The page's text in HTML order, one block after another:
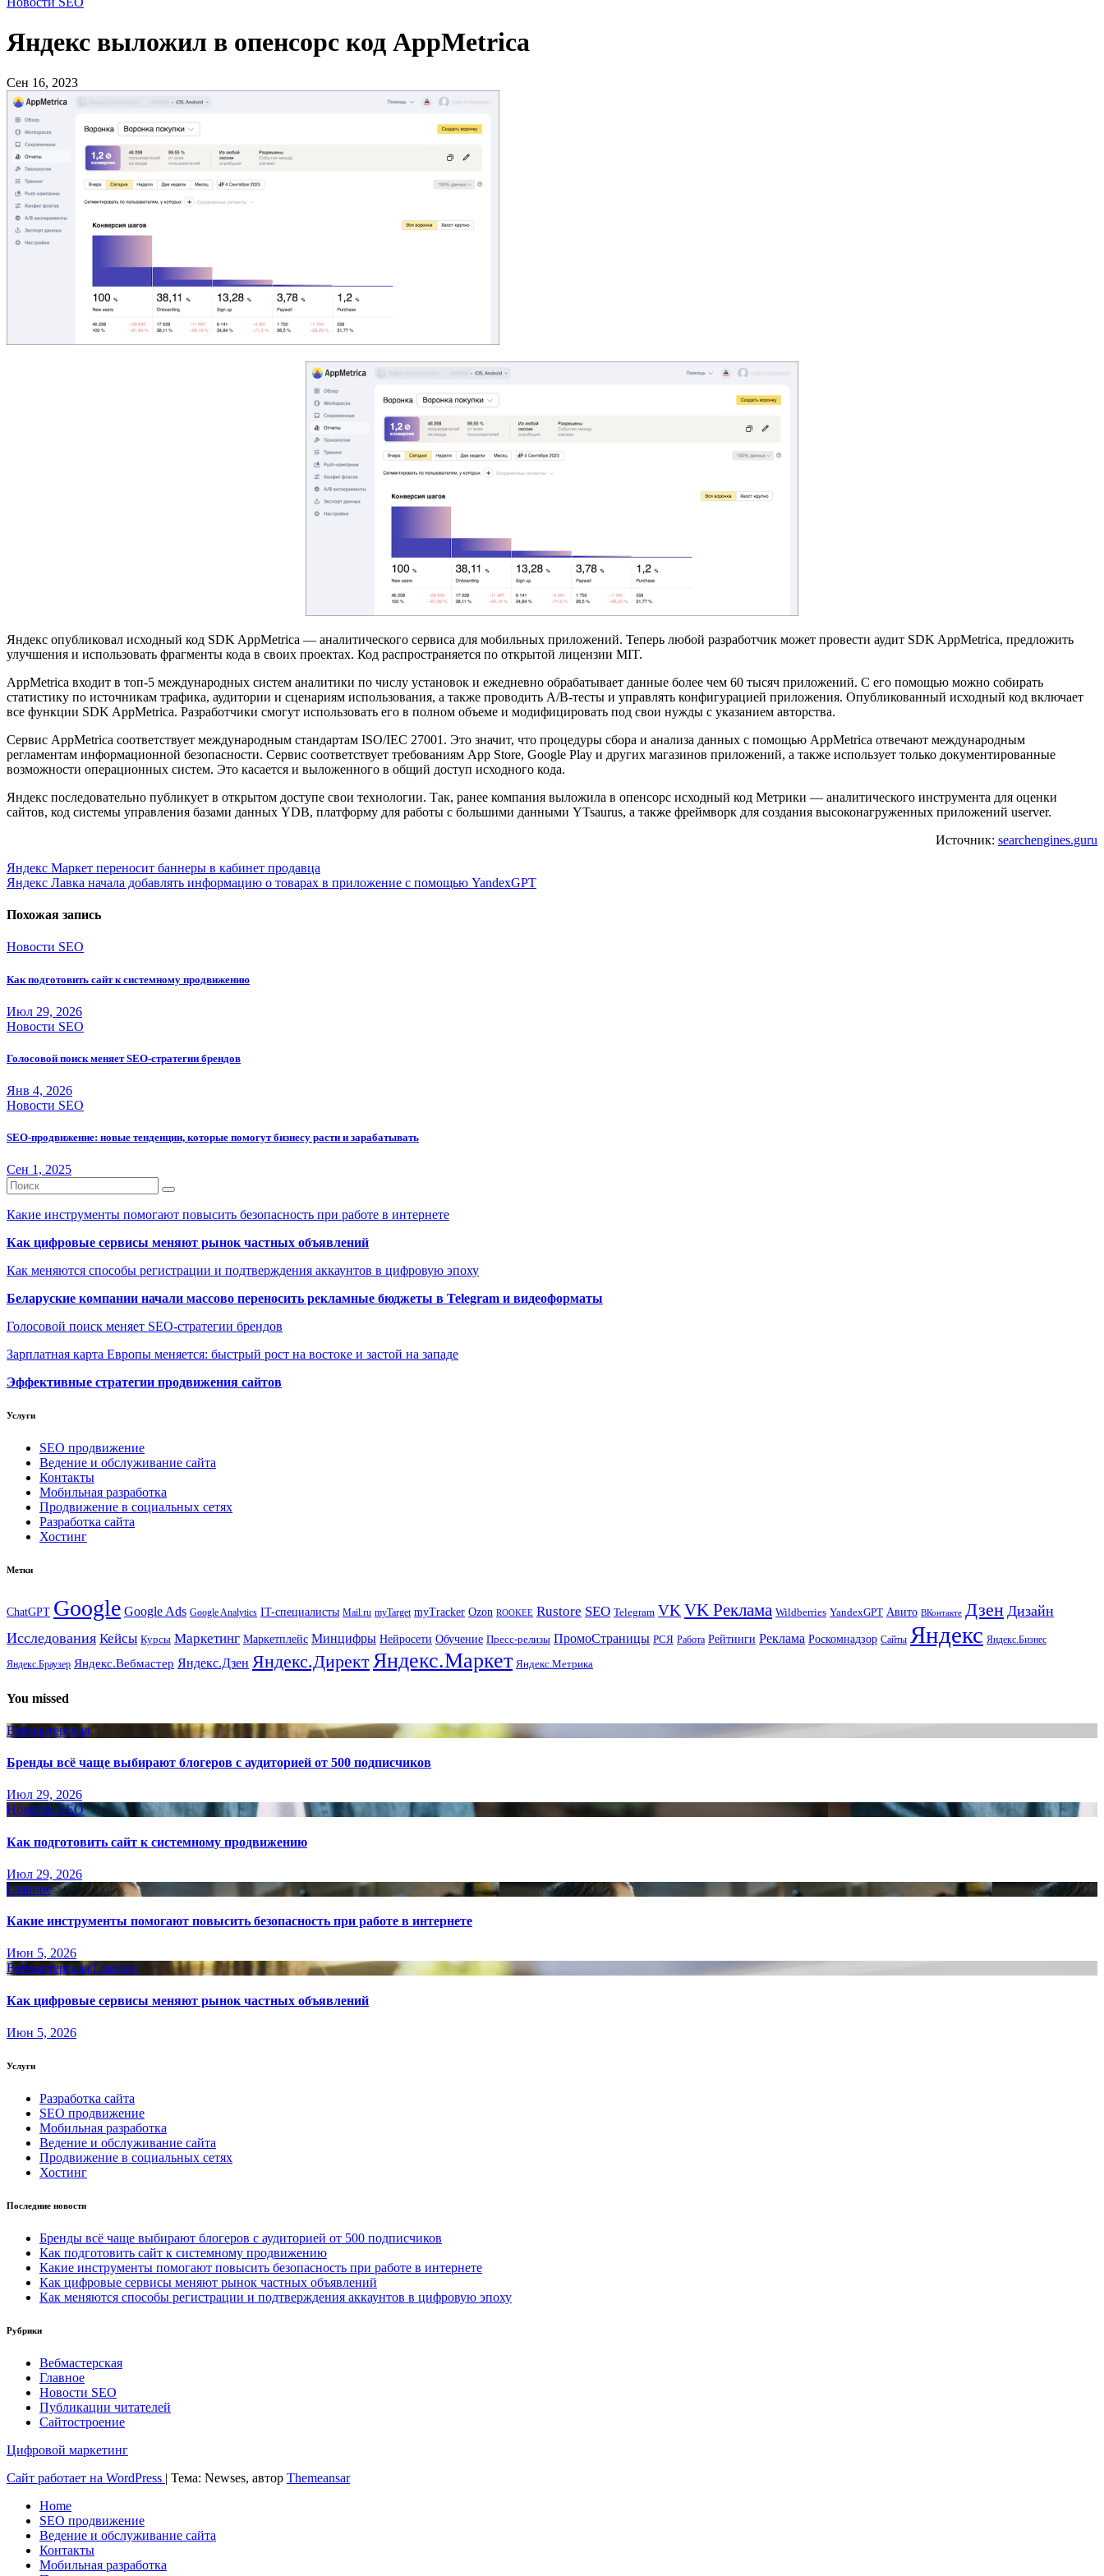
Яндекс выложил в опенсорс код AppMetrica
Сен 16, 2023
Яндекс опубликовал исходный код SDK AppMetrica — аналитического сервиса для мобильных приложений. Теперь любой разработчик может провести аудит SDK AppMetrica, предложить
улучшения и использовать фрагменты кода в своих проектах. Код распространяется по открытой лицензии MIT.
AppMetrica входит в топ-5 международных систем аналитики по числу установок и ежедневно обрабатывает данные более чем 60 тысяч приложений. С его помощью можно собирать
статистику по источникам трафика, аудитории и сценариям использования, а также проводить A/B-тесты и управлять конфигурацией приложения. Опубликованный исходный код включает
все функции SDK AppMetrica. Разработчики смогут использовать его в полном объеме и модифицировать под свои нужды с указанием авторства.
Сервис AppMetrica соответствует международным стандартам ISO/IEC 27001. Это значит, что процедуры сбора и анализа данных с помощью AppMetrica отвечают международным
регламентам информационной безопасности. Сервис соответствует требованиям App Store, Google Play и других магазинов приложений, а также использует только документированные
возможности операционных систем. Это касается и выложенного в общий доступ исходного кода.
Яндекс последовательно публикует в открытом доступе свои технологии. Так, ранее компания выложила в опенсорс исходный код Метрики — аналитического инструмента для оценки
сайтов, код системы управления базами данных YDB, платформу для работы с большими данными YTsaurus, а также фреймворк для создания высоконагруженных приложений userver.
Источник: searchengines.guru
Навигация
по
записям
Яндекс Маркет переносит баннеры в кабинет продавца
Яндекс Лавка начала добавлять информацию о товарах в приложение с помощью YandexGPT
Похожая запись
Новости SEO
Как подготовить сайт к системному продвижению
Июл 29, 2026
Новости SEO
Голосовой поиск меняет SEO-стратегии брендов
Янв 4, 2026
Новости SEO
SEO-продвижение: новые тенденции, которые помогут бизнесу расти и зарабатывать
Сен 1, 2025
Какие инструменты помогают повысить безопасность при работе в интернете
Как цифровые сервисы меняют рынок частных объявлений
Как меняются способы регистрации и подтверждения аккаунтов в цифровую эпоху
Беларуские компании начали массово переносить рекламные бюджеты в Telegram и видеоформаты
Голосовой поиск меняет SEO-стратегии брендов
Зарплатная карта Европы меняется: быстрый рост на востоке и застой на западе
Эффективные стратегии продвижения сайтов
Услуги
SEO продвижение
Ведение и обслуживание сайта
Контакты
Мобильная разработка
Продвижение в социальных сетях
Разработка сайта
Хостинг
Метки
ChatGPT Google Google Ads Google Analytics IT-специалисты Mail.ru myTarget myTracker Ozon ROOKEE Rustore SEO Telegram VKVK Реклама Wildberries YandexGPT Авито ВКонтакте Дзен Дизайн
Исследования Кейсы Курсы Маркетинг Маркетплейс Минцифры Нейросети Обучение Пресс-релизы ПромоСтраницы РСЯ Работа Рейтинги Реклама Роскомнадзор Сайты Яндекс Яндекс.Бизнес
Яндекс.Браузер Яндекс.Вебмастер Яндекс.Дзен Яндекс.ДиректЯндекс.Маркет Яндекс.Метрика
You missed
Вебмастерская
Бренды всё чаще выбирают блогеров с аудиторией от 500 подписчиков
Июл 29, 2026
Новости SEO
Как подготовить сайт к системному продвижению
Июл 29, 2026
Главное
Какие инструменты помогают повысить безопасность при работе в интернете
Июн 5, 2026
Вебмастерская Главное
Как цифровые сервисы меняют рынок частных объявлений
Июн 5, 2026
Услуги
Разработка сайта
SEO продвижение
Мобильная разработка
Ведение и обслуживание сайта
Продвижение в социальных сетях
Хостинг
Последние новости
Бренды всё чаще выбирают блогеров с аудиторией от 500 подписчиков
Как подготовить сайт к системному продвижению
Какие инструменты помогают повысить безопасность при работе в интернете
Как цифровые сервисы меняют рынок частных объявлений
Как меняются способы регистрации и подтверждения аккаунтов в цифровую эпоху
Рубрики
Вебмастерская
Главное
Новости SEO
Публикации читателей
Сайтостроение
Цифровой маркетинг
Сайт работает на WordPress | Тема: Newses, автор Themeansar
Home
SEO продвижение
Ведение и обслуживание сайта
Контакты
Мобильная разработка